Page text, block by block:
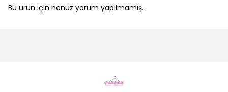
Bu ürün için henüz yorum yapılmamış.